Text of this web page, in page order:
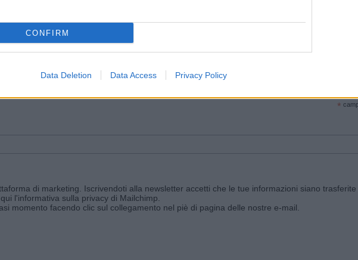
CONFIRM
Data Deletion Data Access Privacy Policy
e ricevi le nostre email periodiche contenenti le ultime notizie pubblicate sul sito web!
*
di marketing. Iscrivendoti alla newsletter accetti che le tue informazioni siano trasferite
l'informativa sulla privacy di Mailchimp
momento facendo clic sul collegamento nel piè di pagina delle nostre e-mail.